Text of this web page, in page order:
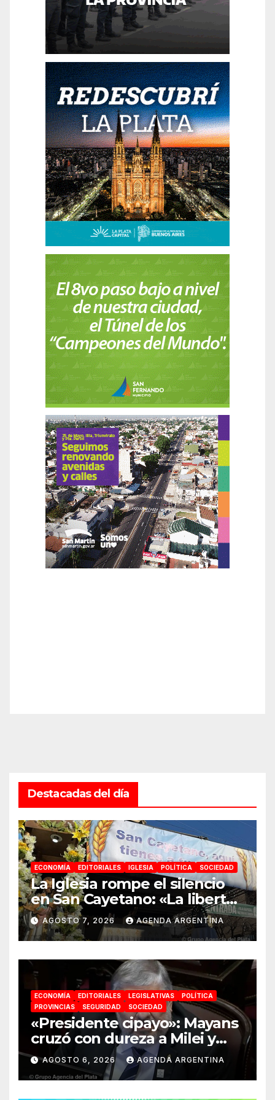
Destacadas del día
ECONOMÍA EDITORIALES IGLESIA POLÍTICA SOCIEDAD
La Iglesia rompe el silencio
en San Cayetano: «La libertad
económica no puede ser
absoluta»
AGOSTO 7, 2026 AGENDA ARGENTINA
ECONOMÍA EDITORIALES LEGISLATIVAS
POLÍTICA
PROVINCIAS
SEGURIDAD SOCIEDAD
«Presidente cipayo»: Mayans
cruzó con dureza a Milei y
advirtió sobre un juicio
político por traición a la
Patria
AGOSTO 6, 2026 AGENDA ARGENTINA